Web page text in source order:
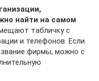
найти на самом
табличку с
и телефонов. Если
фирмы, можно с